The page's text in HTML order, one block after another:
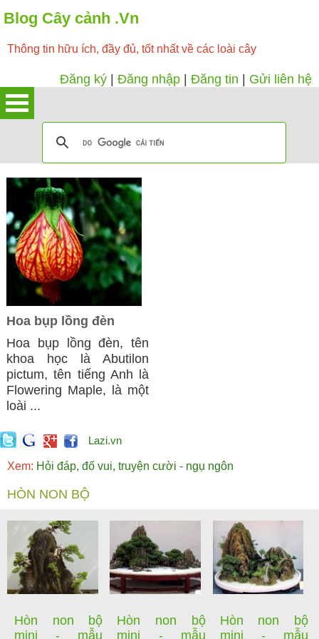
Blog Cây cảnh .Vn
Thông tin hữu ích, đầy đủ, tốt nhất về các loài cây
Đăng ký Đăng nhập Đăng tin Gửi liên hệ
Hoa bụp lồng đèn
Hoa bụp lồng đèn, tên
khoa học là Abutilon
pictum, tên tiếng Anh là
Flowering Maple, là một
loài ...
Lazi.vn
Xem: Hỏi đáp, đố vui, truyện cười - ngụ ngôn
HÒN NON BỘ
Hòn non bộ
mini - mẫu
Hòn non bộ
mini - mẫu
Hòn non bộ
mini - mẫu